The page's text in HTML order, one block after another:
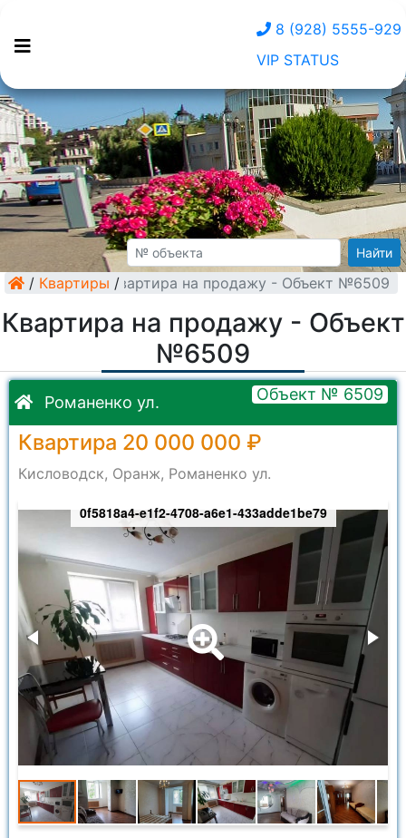
8 (928) 5555-929
VIP STATUS
Найти
/ Квартиры /
Квартира на продажу - Объект №6509
Квартира на продажу - Объект
№6509
Романенко ул. Объект № 6509
Квартира 20 000 000 ₽
Кисловодск, Оранж, Романенко ул.
0f5818a4-e1f2-4708-a6e1-433adde1be79